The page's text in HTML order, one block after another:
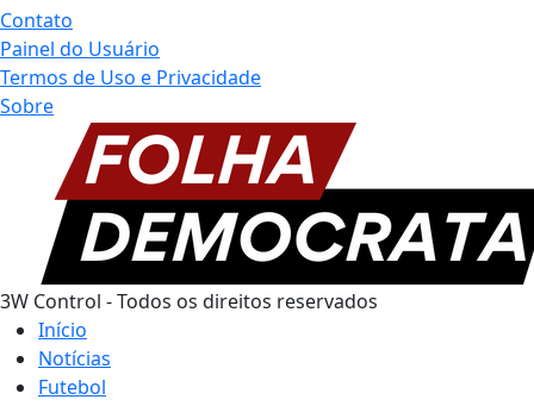
Contato
Painel do Usuário
Termos de Uso e Privacidade
Sobre
3W Control - Todos os direitos reservados
Início
Notícias
Futebol